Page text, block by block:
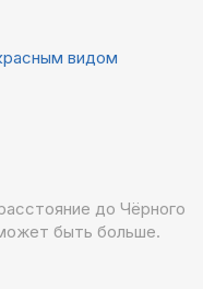
видом
до Чёрного
быть больше.